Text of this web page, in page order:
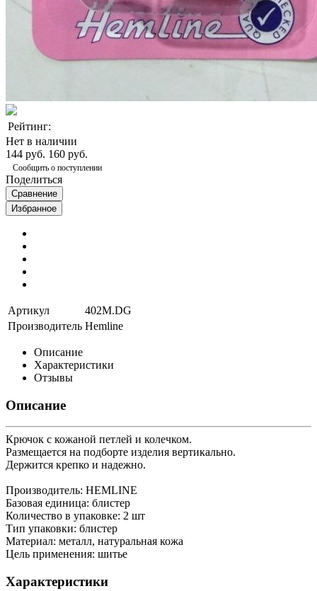
Рейтинг:
Нет в наличии
144 руб. 160 руб.
Сообщить о поступлении
Поделиться
Сравнение
Избранное
Артикул
402M.DG
Производитель Hemline
Описание
Характеристики
Отзывы
Описание
Крючок с кожаной петлей и колечком.
Размещается на подборте изделия вертикально.
Держится крепко и надежно.
Производитель: HEMLINE
Базовая единица: блистер
Количество в упаковке: 2 шт
Тип упаковки: блистер
Материал: металл, натуральная кожа
Цель применения: шитье
Характеристики